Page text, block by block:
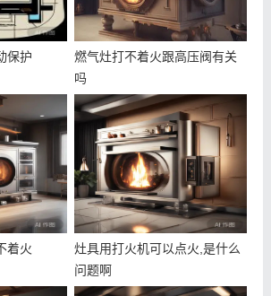
保护
燃气灶打不着火跟高压阀有关
吗
着火
灶具用打火机可以点火,是什么
问题啊